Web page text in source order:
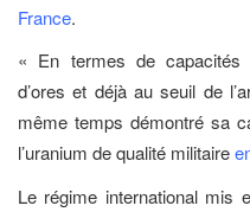
France.
« En termes de capacités
d’ores et déjà au seuil de
même temps démontré sa
l’uranium de qualité militaire
Le régime international mis